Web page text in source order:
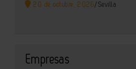
20 de octubre, 2026/ Sevilla
Empresas